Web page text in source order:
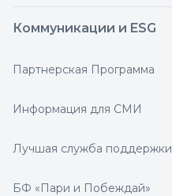
Коммуникации и ESG
Партнерская Программа
Информация для СМИ
Лучшая служба поддержки
БФ «Пари и Побеждай»